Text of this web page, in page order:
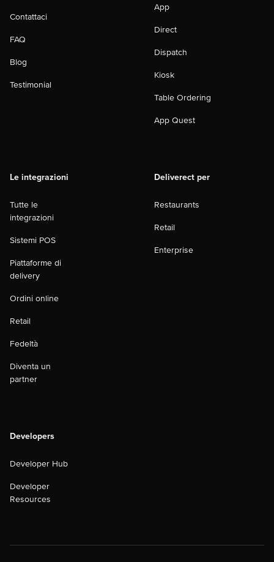
Contattaci
FAQ
Blog
Testimonial
App
Direct
Dispatch
Kiosk
Table Ordering
App Quest
Le integrazioni
Tutte le
integrazioni
Sistemi POS
Piattaforme di
delivery
Ordini online
Retail
Fedeltà
Diventa un
partner
Deliverect per
Restaurants
Retail
Enterprise
Developers
Developer Hub
Developer
Resources